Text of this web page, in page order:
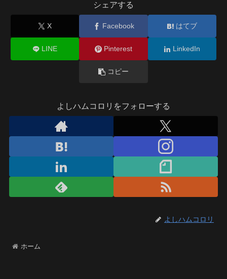
シェアする
X Facebook はてブ
LINE Pinterest LinkedIn
コピー
よしハムコロリをフォローする
よしハムコロリ
ホーム